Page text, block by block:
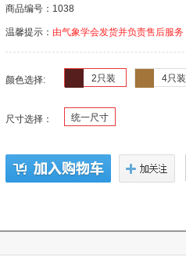
商品编号：1038
温馨提示： 由气象学会发货并负责售后服务
颜色选择: 2只装 4只装
尺寸选择： 统一尺寸